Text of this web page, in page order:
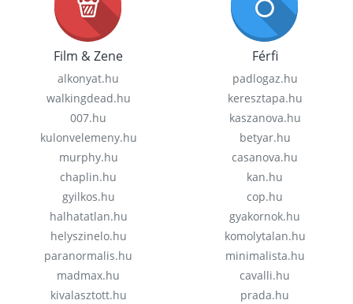
Film & Zene
alkonyat.hu
walkingdead.hu
007.hu
kulonvelemeny.hu
murphy.hu
chaplin.hu
gyilkos.hu
halhatatlan.hu
helyszinelo.hu
paranormalis.hu
madmax.hu
kivalasztott.hu
Férfi
padlogaz.hu
keresztapa.hu
kaszanova.hu
betyar.hu
casanova.hu
kan.hu
cop.hu
gyakornok.hu
komolytalan.hu
minimalista.hu
cavalli.hu
prada.hu